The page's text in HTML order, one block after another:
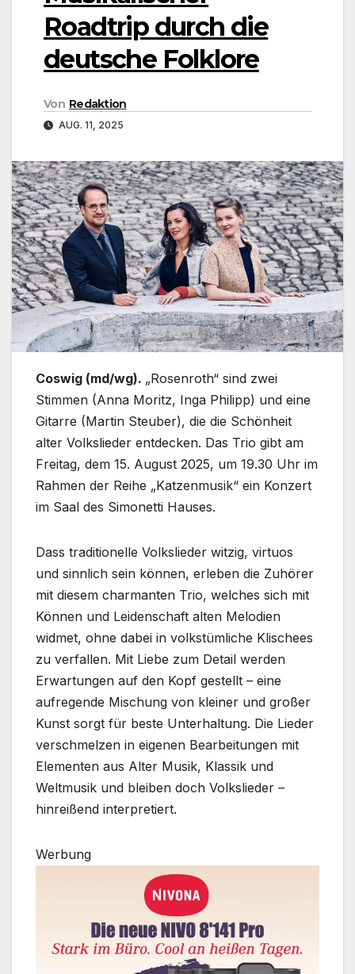
Roadtrip durch die
deutsche Folklore
Von Redaktion
AUG. 11, 2025
Coswig (md/wg). „Rosenroth“ sind zwei
Stimmen (Anna Moritz, Inga Philipp) und eine
Gitarre (Martin Steuber), die die Schönheit
alter Volkslieder entdecken. Das Trio gibt am
Freitag, dem 15. August 2025, um 19.30 Uhr im
Rahmen der Reihe „Katzenmusik“ ein Konzert
im Saal des Simonetti Hauses.
Dass traditionelle Volkslieder witzig, virtuos
und sinnlich sein können, erleben die Zuhörer
mit diesem charmanten Trio, welches sich mit
Können und Leidenschaft alten Melodien
widmet, ohne dabei in volkstümliche Klischees
zu verfallen. Mit Liebe zum Detail werden
Erwartungen auf den Kopf gestellt – eine
aufregende Mischung von kleiner und großer
Kunst sorgt für beste Unterhaltung. Die Lieder
verschmelzen in eigenen Bearbeitungen mit
Elementen aus Alter Musik, Klassik und
Weltmusik und bleiben doch Volkslieder –
hinreißend interpretiert.
Werbung